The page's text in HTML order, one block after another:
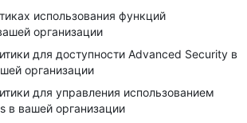
использования функций
организации
для доступности Advanced Security в
организации
для управления использованием
в вашей организации